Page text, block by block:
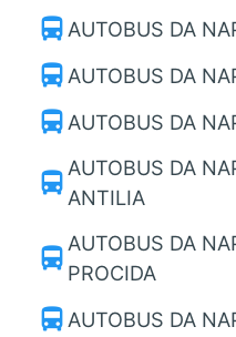
directions_bus AUTOBUS DA
directions_bus AUTOBUS DA
directions_bus AUTOBUS DA
directions_bus AUTOBUS DA
ANTILIA
directions_bus AUTOBUS DA
PROCIDA
directions_bus AUTOBUS DA